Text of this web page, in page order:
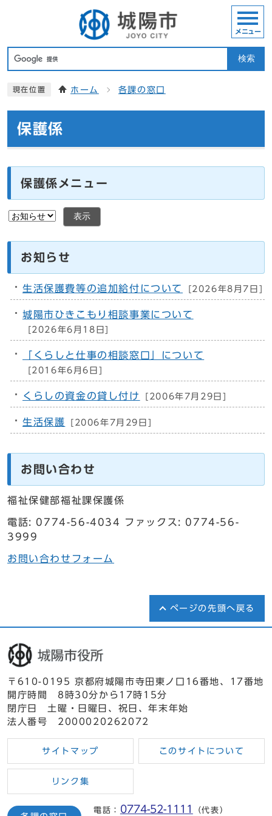
検索
メニュー
現在位置 ホーム 各課の窓口
保護係
保護係メニュー
表示
お知らせ
生活保護費等の追加給付について [2026年8月7日]
城陽市ひきこもり相談事業について
[2026年6月18日]
「くらしと仕事の相談窓口」について
[2016年6月6日]
くらしの資金の貸し付け [2006年7月29日]
生活保護 [2006年7月29日]
お問い合わせ
福祉保健部福祉課保護係
電話: 0774-56-4034 ファックス: 0774-56-
3999
お問い合わせフォーム
ページの先頭へ戻る
〒610-0195 京都府城陽市寺田東ノ口16番地、17番地
開庁時間 8時30分から17時15分
閉庁日 土曜・日曜日、祝日、年末年始
法人番号 2000020262072
サイトマップ このサイトについて
リンク集
電話： 0774-52-1111 （代表）